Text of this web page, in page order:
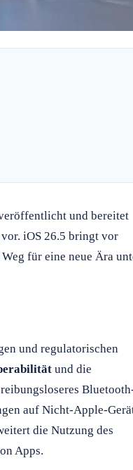
und bereitet
iOS 26.5 bringt vor
für eine neue Ära
und regulatorischen
und die
auf Nicht-Apple-
die Nutzung des
Apps.